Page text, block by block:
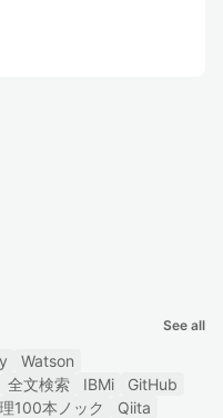
See all
Watson
全文検索 IBMi
GitHub
100本ノック
Qiita